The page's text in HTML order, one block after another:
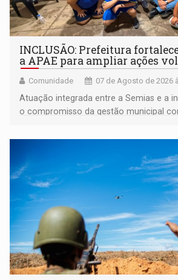
INCLUSÃO: Prefeitura
a APAE para ampliar ações
Comunidade 07 de Agosto de 2026
Atuação integrada entre a Semias e a
o compromisso da gestão municipal